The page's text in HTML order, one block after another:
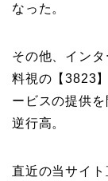
なった。
その他、イン
料視の【3823
ービスの提供
逆行高。
直近の当サイ